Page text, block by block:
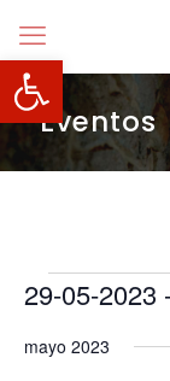
Abrir barra de
Eventos
Eventos
29-05-2023
la
mayo 2023